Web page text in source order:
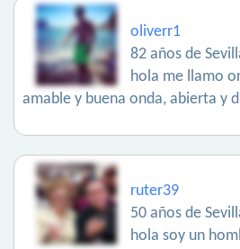
oliverr1
82 años de
hola me llamo
amable y buena onda, abierta y
ruter39
50 años de
hola soy un